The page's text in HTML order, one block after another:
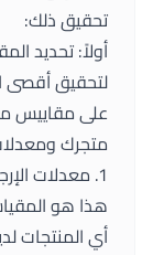
تحقيق ذلك:
أولاً: تحديد
لتحقيق أقصى
على مقاييس
متجرك
1. معدلات الإرجاع الخاصة بالمنتج الواحد
هذا هو
أي المنتجات